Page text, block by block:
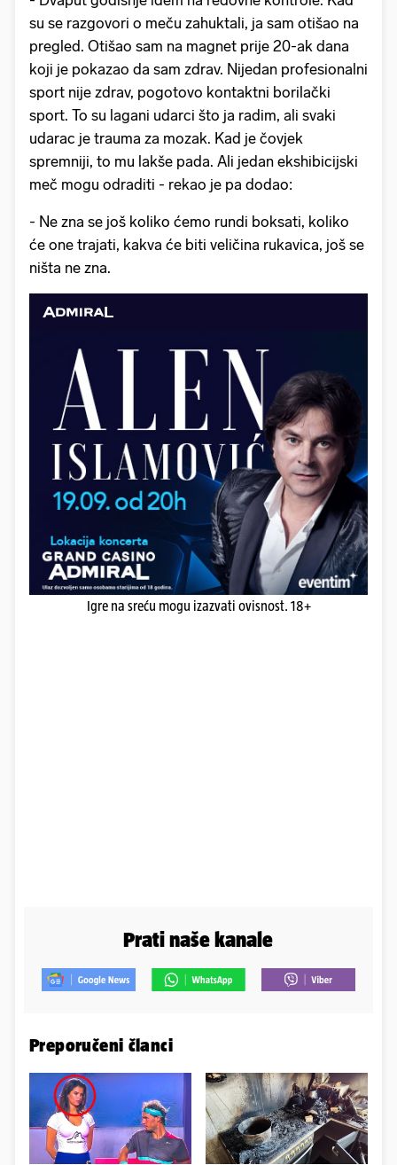
su se razgovori o meču zahuktali, ja sam otišao na
pregled. Otišao sam na magnet prije 20-ak dana
koji je pokazao da sam zdrav. Nijedan profesionalni
sport nije zdrav, pogotovo kontaktni borilački
sport. To su lagani udarci što ja radim, ali svaki
udarac je trauma za mozak. Kad je čovjek
spremniji, to mu lakše pada. Ali jedan ekshibicijski
meč mogu odraditi - rekao je pa dodao:
- Ne zna se još koliko ćemo rundi boksati, koliko
će one trajati, kakva će biti veličina rukavica, još se
ništa ne zna.
Igre na sreću mogu izazvati ovisnost. 18+
Prati naše kanale
Preporučeni članci